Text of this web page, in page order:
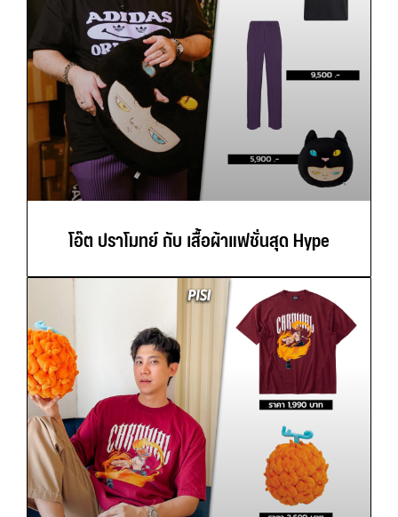
โอ๊ต ปราโมทย์ กับ เสื้อผ้าแฟชั่นสุด Hype